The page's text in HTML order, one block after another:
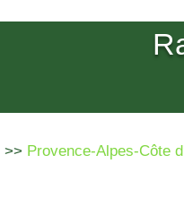
>> Provence-Alpes-Côte